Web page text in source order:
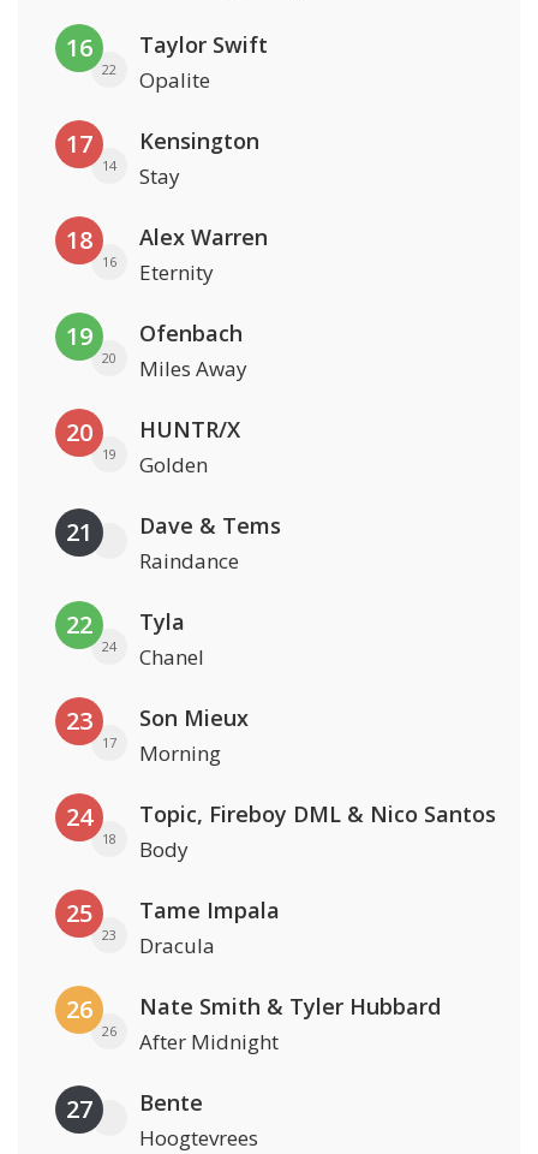
16
22
Taylor Swift
Opalite
17
14
Kensington
Stay
18
16
Alex Warren
Eternity
19
20
Ofenbach
Miles Away
20
19
HUNTR/X
Golden
21 Dave & Tems
Raindance
22
24
Tyla
Chanel
23
17
Son Mieux
Morning
24
18
Topic, Fireboy DML & Nico Santos
Body
25
23
Tame Impala
Dracula
26
26
Nate Smith & Tyler Hubbard
After Midnight
27 Bente
Hoogtevrees